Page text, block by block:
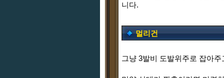
니다.
멀리건
그냥 3발비 도발위주로 잡아